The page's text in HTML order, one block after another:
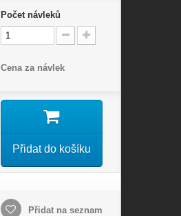
Počet návleků
Cena za návlek
Přidat do košíku
Přidat na seznam